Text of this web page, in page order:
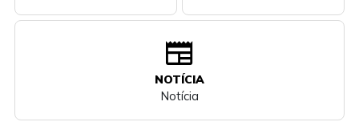
newspaper
NOTÍCIA
Notícia